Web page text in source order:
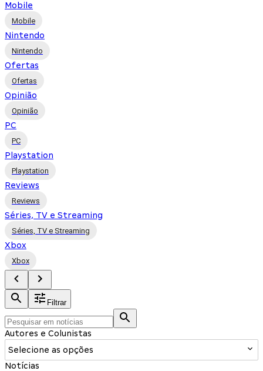
Mobile
Mobile
Nintendo
Nintendo
Ofertas
Ofertas
Opinião
Opinião
PC
PC
Playstation
Playstation
Reviews
Reviews
Séries, TV e Streaming
Séries, TV e Streaming
Xbox
Xbox
Filtrar
Autores e Colunistas
Selecione as opções
Notícias